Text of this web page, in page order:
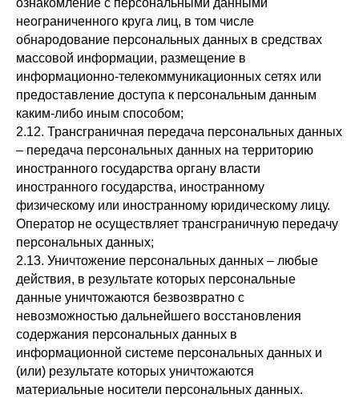
ознакомление с персональными данными
неограниченного круга лиц, в том числе
обнародование персональных данных в средствах
массовой информации, размещение в
информационно-телекоммуникационных сетях или
предоставление доступа к персональным данным
каким-либо иным способом;
2.12. Трансграничная передача персональных данных
– передача персональных данных на территорию
иностранного государства органу власти
иностранного государства, иностранному
физическому или иностранному юридическому лицу.
Оператор не осуществляет трансграничную передачу
персональных данных;
2.13. Уничтожение персональных данных – любые
действия, в результате которых персональные
данные уничтожаются безвозвратно с
невозможностью дальнейшего восстановления
содержания персональных данных в
информационной системе персональных данных и
(или) результате которых уничтожаются
материальные носители персональных данных.